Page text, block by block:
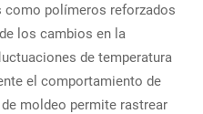
polímeros reforzados
los cambios en la
de temperatura
el comportamiento de
moldeo permite rastrear